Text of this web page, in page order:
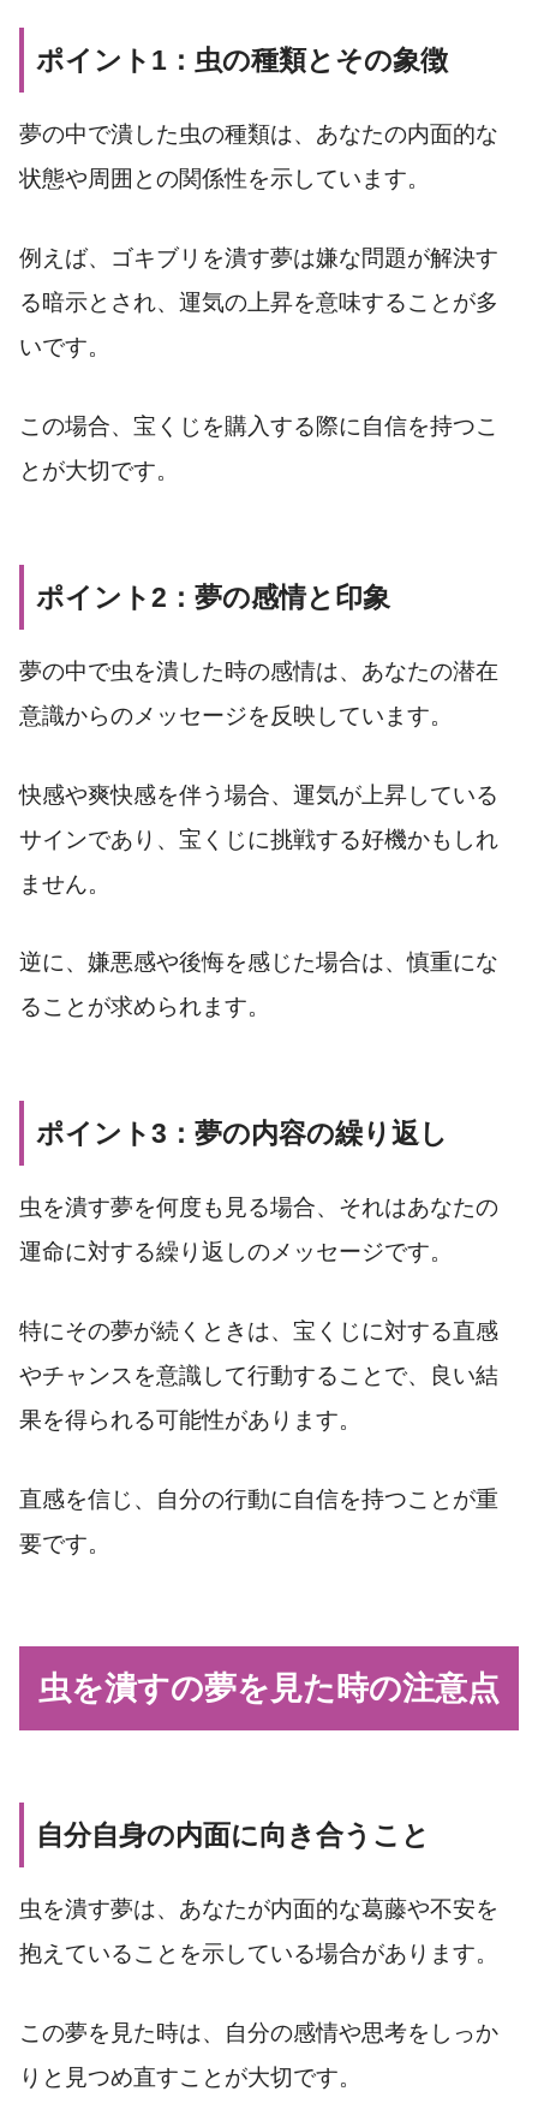
ポイント1：虫の種類とその象徴
夢の中で潰した虫の種類は、あなたの内面的な
状態や周囲との関係性を示しています。
例えば、ゴキブリを潰す夢は嫌な問題が解決す
る暗示とされ、運気の上昇を意味することが多
いです。
この場合、宝くじを購入する際に自信を持つこ
とが大切です。
ポイント2：夢の感情と印象
夢の中で虫を潰した時の感情は、あなたの潜在
意識からのメッセージを反映しています。
快感や爽快感を伴う場合、運気が上昇している
サインであり、宝くじに挑戦する好機かもしれ
ません。
逆に、嫌悪感や後悔を感じた場合は、慎重にな
ることが求められます。
ポイント3：夢の内容の繰り返し
虫を潰す夢を何度も見る場合、それはあなたの
運命に対する繰り返しのメッセージです。
特にその夢が続くときは、宝くじに対する直感
やチャンスを意識して行動することで、良い結
果を得られる可能性があります。
直感を信じ、自分の行動に自信を持つことが重
要です。
虫を潰すの夢を見た時の注意点
自分自身の内面に向き合うこと
虫を潰す夢は、あなたが内面的な葛藤や不安を
抱えていることを示している場合があります。
この夢を見た時は、自分の感情や思考をしっか
りと見つめ直すことが大切です。